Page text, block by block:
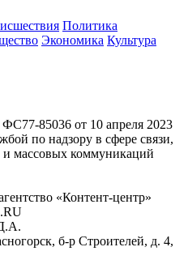
Политика
Экономика Культура
85036 от 10 апреля 2023
по надзору в сфере связи,
массовых коммуникаций
«Контент-центр»
б-р Строителей, д. 4,